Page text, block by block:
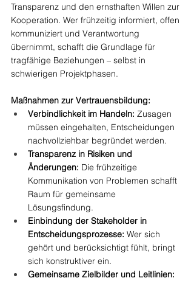
Transparenz und den ernsthaften Willen zur
Kooperation. Wer frühzeitig informiert, offen
kommuniziert und Verantwortung
übernimmt, schafft die Grundlage für
tragfähige Beziehungen – selbst in
schwierigen Projektphasen.
Maßnahmen zur Vertrauensbildung:
Verbindlichkeit im Handeln: Zusagen
müssen eingehalten, Entscheidungen
nachvollziehbar begründet werden.
Transparenz in Risiken und
Änderungen: Die frühzeitige
Kommunikation von Problemen schafft
Raum für gemeinsame
Lösungsfindung.
Einbindung der Stakeholder in
Entscheidungsprozesse: Wer sich
gehört und berücksichtigt fühlt, bringt
sich konstruktiver ein.
Gemeinsame Zielbilder und Leitlinien: